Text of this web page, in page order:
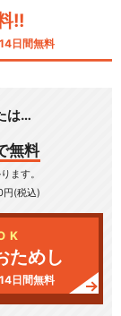
!!
日間無料
は…
無料
ます。
円(税込)
ためし
日間無料